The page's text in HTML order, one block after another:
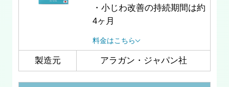
・小じわ改善の持続期間は約
4ヶ月
料金はこちら
製造元 アラガン・ジャパン社